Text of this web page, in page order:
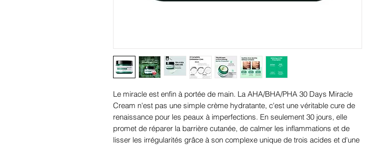
Le miracle est enfin à portée de main. La AHA/BHA/PHA 30 Days Miracle
Cream n'est pas une simple crème hydratante, c'est une véritable cure de
renaissance pour les peaux à imperfections. En seulement 30 jours, elle
promet de réparer la barrière cutanée, de calmer les inflammations et de
lisser les irrégularités grâce à son complexe unique de trois acides et d'une